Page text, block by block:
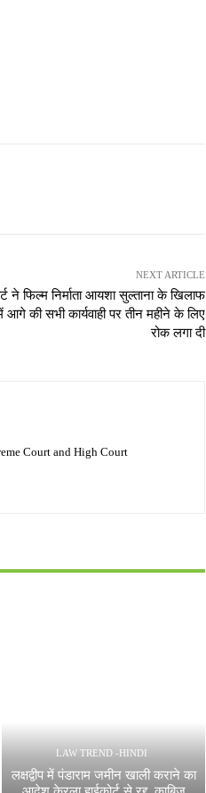
NEXT ARTICLE
ने फिल्म निर्माता आयशा सुल्ताना के खिलाफ
की सभी कार्यवाही पर तीन महीने के लिए
रोक लगा दी
Court and High Court
LAW TREND -HINDI
लक्षद्वीप में पंडाराम जमीन खाली कराने का